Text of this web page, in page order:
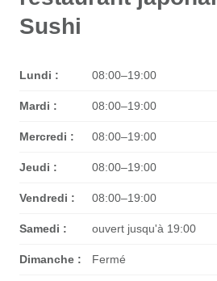
Sushi
Lundi : 08:00–19:00
Mardi : 08:00–19:00
Mercredi : 08:00–19:00
Jeudi : 08:00–19:00
Vendredi : 08:00–19:00
Samedi : ouvert jusqu'à 19:00
Dimanche : Fermé